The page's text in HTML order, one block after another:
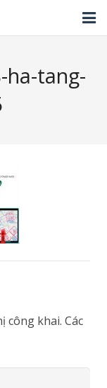
ha-tang-
công khai. Các